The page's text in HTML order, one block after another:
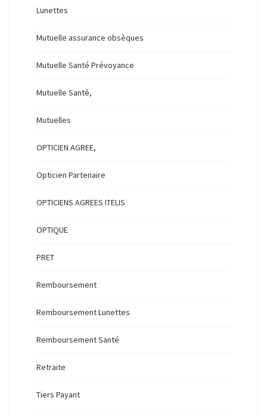
Lunettes
Mutuelle assurance obsèques
Mutuelle Santé Prévoyance
Mutuelle Santé,
Mutuelles
OPTICIEN AGREE,
Opticien Partenaire
OPTICIENS AGREES ITELIS
OPTIQUE
PRET
Remboursement
Remboursement Lunettes
Remboursement Santé
Retraite
Tiers Payant